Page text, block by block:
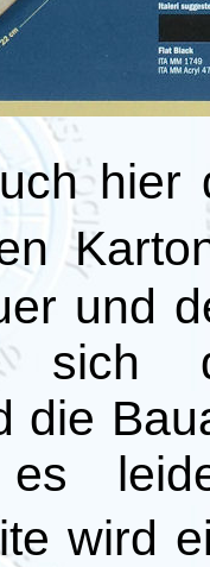
und
sich
die
es
wird